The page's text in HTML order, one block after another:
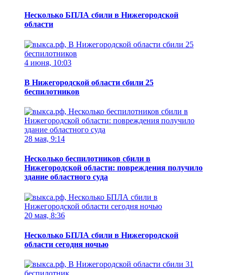
Несколько БПЛА сбили в Нижегородской
области
4 июня, 10:03
В Нижегородской области сбили 25
беспилотников
28 мая, 9:14
Несколько беспилотников сбили в
Нижегородской области: повреждения получило
здание областного суда
20 мая, 8:36
Несколько БПЛА сбили в Нижегородской
области сегодня ночью